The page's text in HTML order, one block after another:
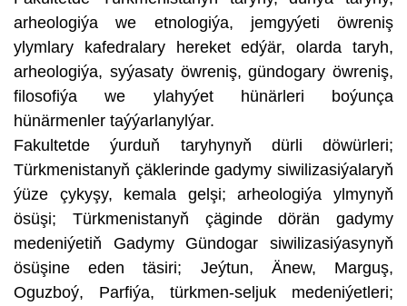
arheologiýa we etnologiýa, jemgyýeti öwreniş
ylymlary kafedralary hereket edýär, olarda taryh,
arheologiýa, syýasaty öwreniş, gündogary öwreniş,
filosofiýa we ylahyýet hünärleri boýunça
hünärmenler taýýarlanylýar.
Fakultetde ýurduň taryhynyň dürli döwürleri;
Türkmenistanyň çäklerinde gadymy siwilizasiýalaryň
ýüze çykyşy, kemala gelşi; arheologiýa ylmynyň
ösüşi; Türkmenistanyň çäginde dörän gadymy
medeniýetiň Gadymy Gündogar siwilizasiýasynyň
ösüşine eden täsiri; Jeýtun, Änew, Marguş,
Oguzboý, Parfiýa, türkmen-seljuk medeniýetleri;